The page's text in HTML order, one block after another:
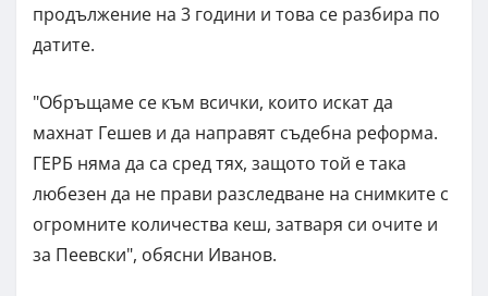
продължение на 3 години и това се разбира по
датите.
"Обръщаме се към всички, които искат да
махнат Гешев и да направят съдебна реформа.
ГЕРБ няма да са сред тях, защото той е така
любезен да не прави разследване на снимките с
огромните количества кеш, затваря си очите и
за Пеевски", обясни Иванов.